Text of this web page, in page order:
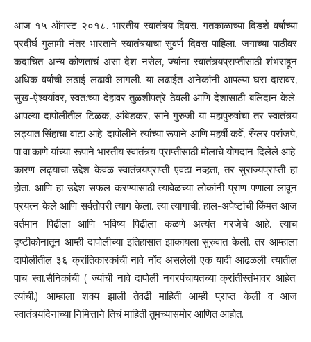
आज १५ ऑगस्ट २०१८. भारतीय स्वातंत्र्य दिवस. गतकाळाच्या दिडशे वर्षांच्या
प्रदीर्घ गुलामी नंतर भारताने स्वातंत्र्याचा सुवर्ण दिवस पाहिला. जगाच्या पाठीवर
कदाचित अन्य कोणताचं असा देश नसेल, ज्यांना स्वातंत्र्यप्राप्तीसाठी शंभराहून
अधिक वर्षांची लढाई लढावी लागली. या लढाईत अनेकांनी आपल्या घरा-दारावर,
सुख-ऐश्वर्यावर, स्वत:च्या देहावर तुळशीपत्रे ठेवली आणि देशासाठी बलिदान केले.
आपल्या दापोलीतील टिळक, आंबेडकर, साने गुरुजी या महापुरुषांचा तर स्वातंत्र्य
लढ्यात सिंहाचा वाटा आहे. दापोलीने त्यांच्या रूपाने आणि महर्षी कर्वे, रँग्लर परांजपे,
पा.वा.काणे यांच्या रूपाने भारतीय स्वातंत्र्य प्राप्तीसाठी मोलाचे योगदान दिलेले आहे.
कारण लढ्याचा उद्देश केवळ स्वातंत्र्यप्राप्ती एवढा नव्हता, तर सुराज्यप्राप्ती हा
होता. आणि हा उद्देश सफल करण्यासाठी त्यावेळच्या लोकांनी प्राण पणाला लावून
प्रयत्न केले आणि सर्वतोपरी त्याग केला. त्या त्यागाची, हाल-अपेष्टांची किंमत आज
वर्तमान पिढीला आणि भविष्य पिढीला कळणे अत्यंत गरजेचे आहे. त्याच
दृष्टीकोनातून आम्ही दापोलीच्या इतिहासात झाकायला सुरुवात केली. तर आम्हाला
दापोलीतील ३६ क्रांतिकारकांची नावे नोंद असलेली एक यादी आढळली. त्यातील
पाच स्वा.सैनिकांची ( ज्यांची नावे दापोली नगरपंचायतच्या क्रांतीस्तंभावर आहेत;
त्यांची.) आम्हाला शक्य झाली तेवढी माहिती आम्ही प्राप्त केली व आज
स्वातंत्र्यदिनाच्या निमित्ताने तिचं माहिती तुमच्यासमोर आणित आहोत.